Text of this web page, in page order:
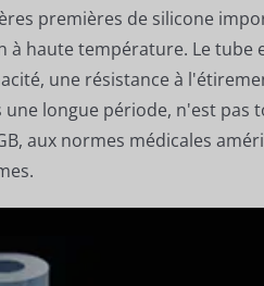
premières de silicone
haute température. Le tube
une résistance à
longue période, n'est
aux normes médicales